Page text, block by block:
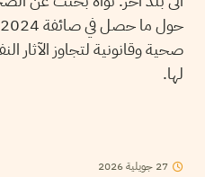
صحية وقانونية لتجاوز الآثار
لها.
27 جويلية2026